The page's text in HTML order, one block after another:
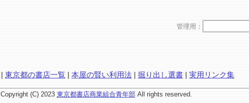
管理用：
| 東京都の書店一覧 | 本屋の賢い利用法 | 掘り出し選書 | 実用リンク集
Copyright (C) 2023 東京都書店商業組合青年部All rights reserved.